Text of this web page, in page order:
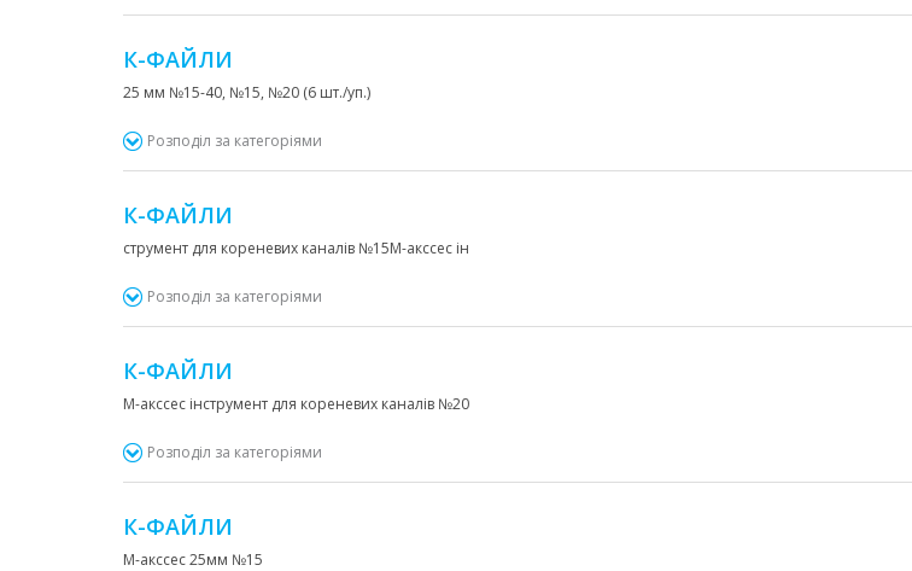
К-ФАЙЛИ
25 мм №15-40, №15, №20 (6 шт./уп.)
Розподіл за категоріями
К-ФАЙЛИ
струмент для кореневих каналів №15М-акссес ін
Розподіл за категоріями
К-ФАЙЛИ
М-акссес інструмент для кореневих каналів №20
Розподіл за категоріями
К-ФАЙЛИ
М-акссес 25мм №15